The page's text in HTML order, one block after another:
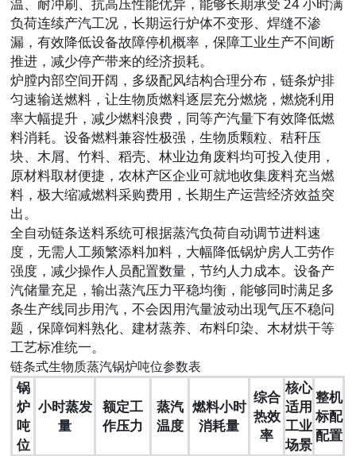
温、耐冲刷、抗高压性能优异，能够长期承受 24 小时满
负荷连续产汽工况，长期运行炉体不变形、焊缝不渗
漏，有效降低设备故障停机概率，保障工业生产不间断
推进，减少停产带来的经济损耗。
炉膛内部空间开阔，多级配风结构合理分布，链条炉排
匀速输送燃料，让生物质燃料逐层充分燃烧，燃烧利用
率大幅提升，减少燃料浪费，同等产汽量下有效降低燃
料消耗。设备燃料兼容性极强，生物质颗粒、秸秆压
块、木屑、竹料、稻壳、林业边角废料均可投入使用，
原材料取材便捷，农林产区企业可就地收集废料充当燃
料，极大缩减燃料采购费用，长期生产运营经济效益突
出。
全自动链条送料系统可根据蒸汽负荷自动调节进料速
度，无需人工频繁添料加料，大幅降低锅炉房人工劳作
强度，减少操作人员配置数量，节约人力成本。设备产
汽储量充足，输出蒸汽压力平稳均衡，能够同时满足多
条生产线同步用汽，不会因用汽量波动出现气压不稳问
题，保障饲料熟化、建材蒸养、布料印染、木材烘干等
工艺标准统一。
链条式生物质蒸汽锅炉吨位参数表
锅
炉
吨
位
小时蒸发
量
额定工
作压力
蒸汽
温度
燃料小时
消耗量
综合
热效
率
核心
适用
工业
场景
整机
标配
配置